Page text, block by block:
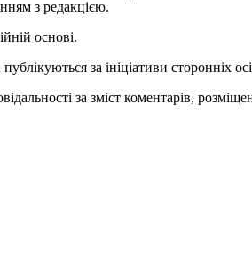
з редакцією.
основі.
за ініціативи сторонніх
за зміст коментарів,